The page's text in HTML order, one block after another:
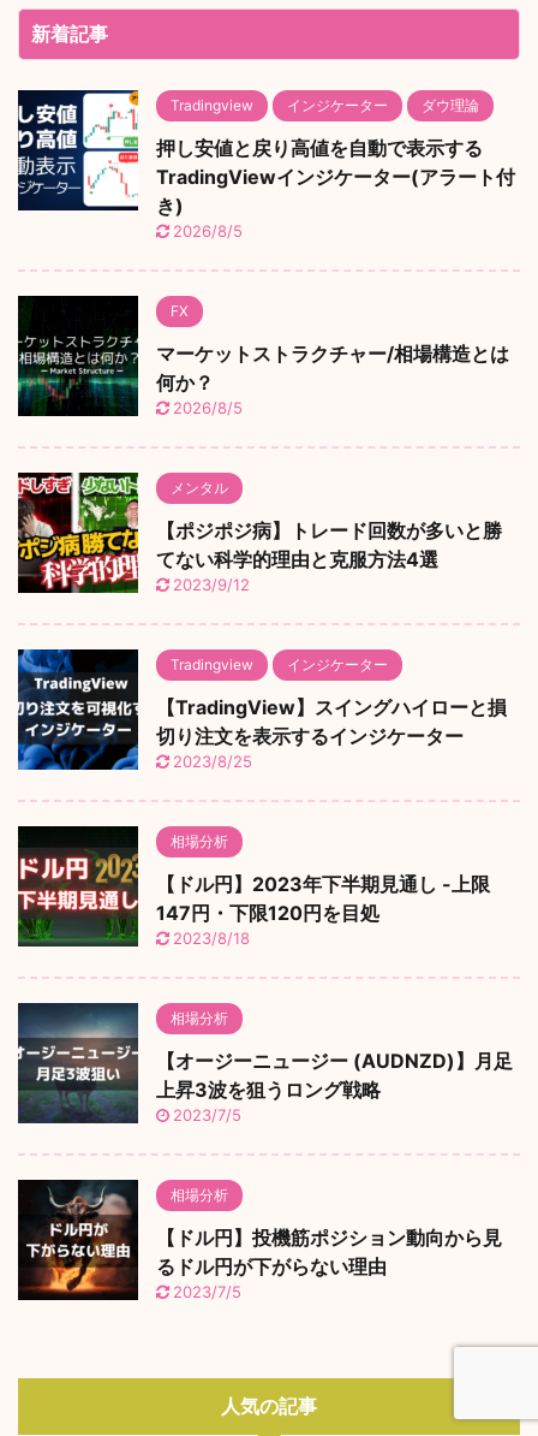
新着記事
Tradingview インジケーター ダウ理論
押し安値と戻り高値を自動で表示する
TradingViewインジケーター(アラート付
き)
2026/8/5
FX
マーケットストラクチャー/相場構造とは
何か？
2026/8/5
メンタル
【ポジポジ病】トレード回数が多いと勝
てない科学的理由と克服方法4選
2023/9/12
Tradingview インジケーター
【TradingView】スイングハイローと損
切り注文を表示するインジケーター
2023/8/25
相場分析
【ドル円】2023年下半期見通し -上限
147円・下限120円を目処
2023/8/18
相場分析
【オージーニュージー (AUDNZD)】月足
上昇3波を狙うロング戦略
2023/7/5
相場分析
【ドル円】投機筋ポジション動向から見
るドル円が下がらない理由
2023/7/5
人気の記事